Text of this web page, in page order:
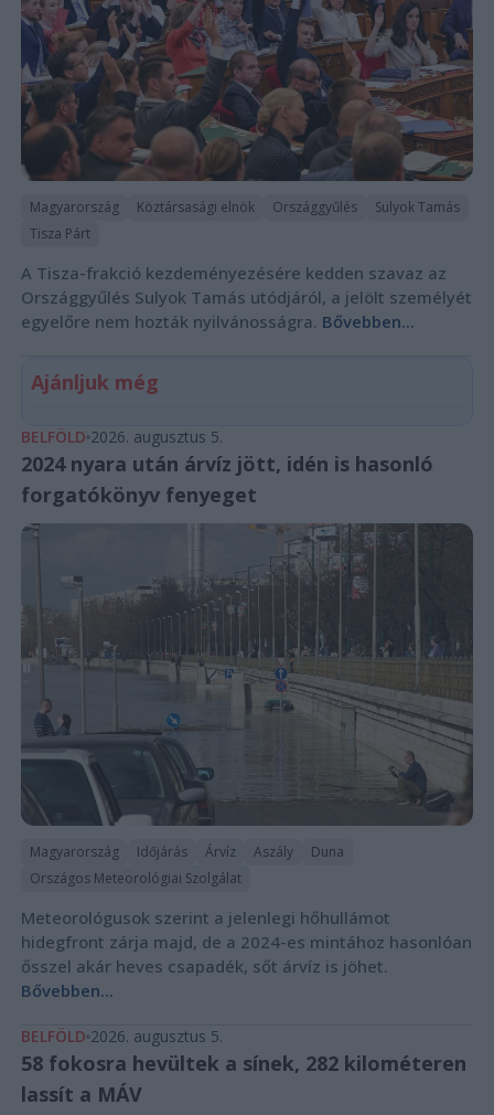
Magyarország Köztársasági elnök Országgyűlés
Sulyok Tamás
Tisza Párt
A Tisza-frakció kezdeményezésére kedden szavaz az
Országgyűlés Sulyok Tamás utódjáról, a jelölt személyét
egyelőre nem hozták nyilvánosságra. Bővebben...
Ajánljuk még
BELFÖLD 2026. augusztus 5.
2024 nyara után árvíz jött, idén is hasonló
forgatókönyv fenyeget
Magyarország Időjárás Árvíz Aszály
Duna
Országos Meteorológiai Szolgálat
Meteorológusok szerint a jelenlegi hőhullámot
hidegfront zárja majd, de a 2024-es mintához hasonlóan
ősszel akár heves csapadék, sőt árvíz is jöhet.
Bővebben...
BELFÖLD 2026. augusztus 5.
58 fokosra hevültek a sínek, 282 kilométeren
lassít a MÁV